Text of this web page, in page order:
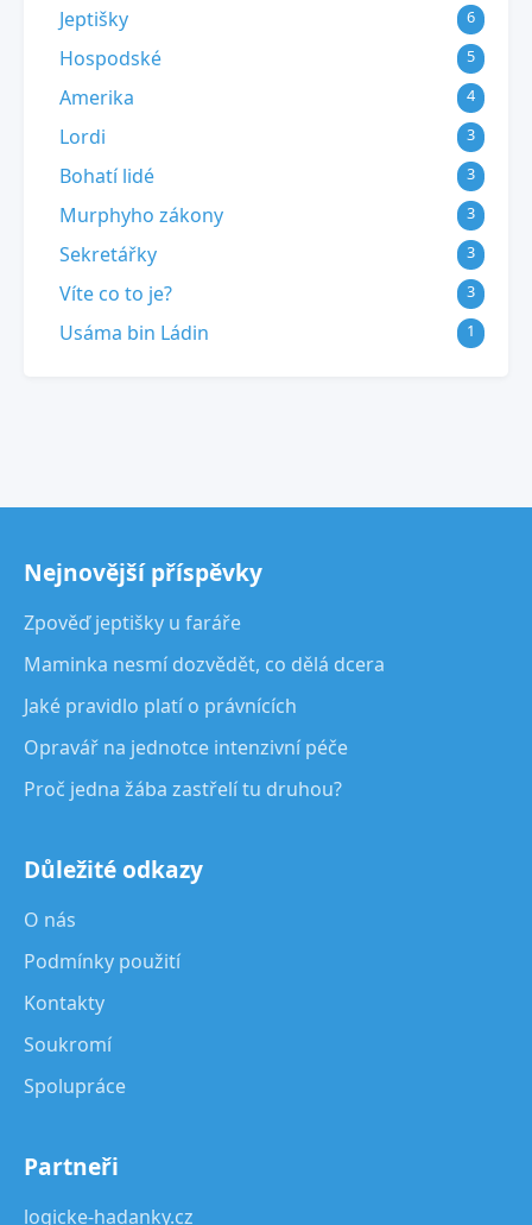
Jeptišky 6
Hospodské 5
Amerika 4
Lordi 3
Bohatí lidé 3
Murphyho zákony 3
Sekretářky 3
Víte co to je? 3
Usáma bin Ládin 1
Nejnovější příspěvky
Zpověď jeptišky u faráře
Maminka nesmí dozvědět, co dělá dcera
Jaké pravidlo platí o právnících
Opravář na jednotce intenzivní péče
Proč jedna žába zastřelí tu druhou?
Důležité odkazy
O nás
Podmínky použití
Kontakty
Soukromí
Spolupráce
Partneři
logicke-hadanky.cz